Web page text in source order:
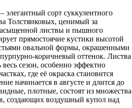
сорт суккулентного
Толстянковых, ценимый за
листвы и пышного
прямостоячие кустики высотой
овальной формы, окрашенными
коричневый оттенок. Листва
весь сезон, особенно эффектно
где её окраска становится
начинается в августе и длится до
плотные, состоят из множества
создающих воздушный купол над